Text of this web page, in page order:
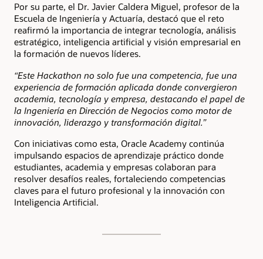
Por su parte, el Dr. Javier Caldera Miguel, profesor de la
Escuela de Ingeniería y Actuaría, destacó que el reto
reafirmó la importancia de integrar tecnología, análisis
estratégico, inteligencia artificial y visión empresarial en
la formación de nuevos líderes.
“Este Hackathon no solo fue una competencia, fue una
experiencia de formación aplicada donde convergieron
academia, tecnología y empresa, destacando el papel de
la Ingeniería en Dirección de Negocios como motor de
innovación, liderazgo y transformación digital.”
Con iniciativas como esta, Oracle Academy continúa
impulsando espacios de aprendizaje práctico donde
estudiantes, academia y empresas colaboran para
resolver desafíos reales, fortaleciendo competencias
claves para el futuro profesional y la innovación con
Inteligencia Artificial.